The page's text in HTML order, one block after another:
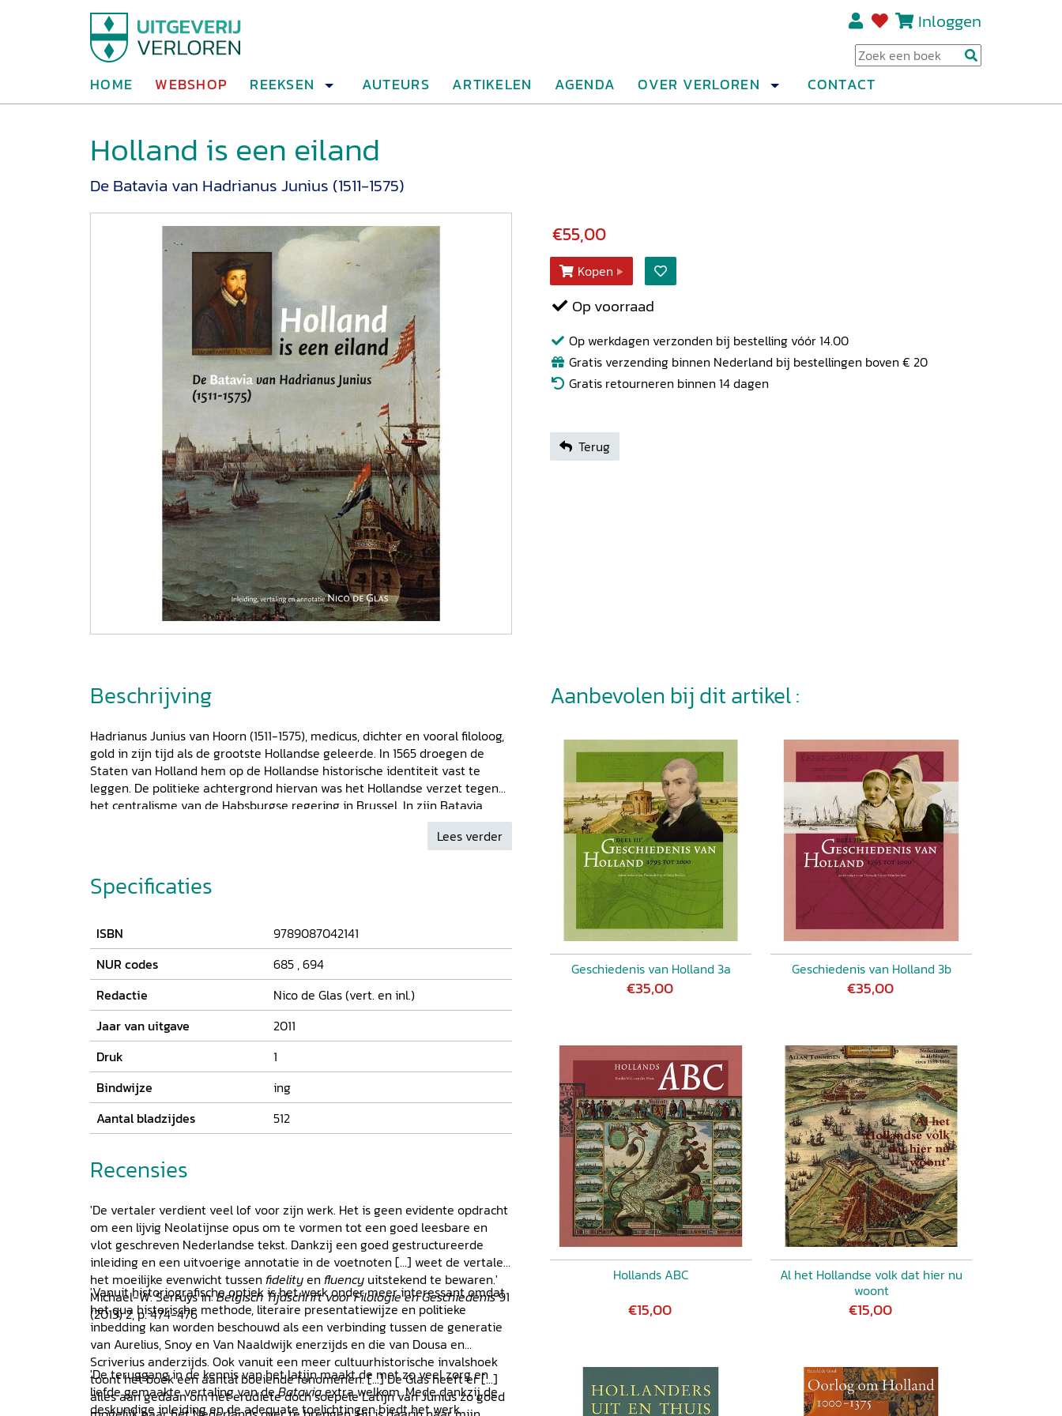
Inloggen
HOME WEBSHOP REEKSEN AUTEURS ARTIKELEN AGENDA OVER VERLOREN CONTACT
Holland is een eiland
De Batavia van Hadrianus Junius (1511-1575)
€55,00
Kopen
Op voorraad
Op werkdagen verzonden bij bestelling vóór 14.00
Gratis verzending binnen Nederland bij bestellingen boven € 20
Gratis retourneren binnen 14 dagen
Terug
Beschrijving
Hadrianus Junius van Hoorn (1511-1575), medicus, dichter en vooral filoloog,
gold in zijn tijd als de grootste Hollandse geleerde. In 1565 droegen de
Staten van Holland hem op de Hollandse historische identiteit vast te
leggen. De politieke achtergrond hiervan was het Hollandse verzet tegen
het centralisme van de Habsburgse regering in Brussel. In zijn Batavia
baseert de humanist Junius zich op antieke schrijvers, vooral Tacitus'
. Holland wordt geïdentificeerd als
kwaliteiten had geërfd. Junius' boek is een monumentale samenvatting
van de Bataafse Mythe, die in de Gouden Eeuw het zelfbeeld van Holland
Habsburgs en continentaal Holland en van zijn 34 steden met hun
culturele en economische rijkdommen. Batavia verscheen postuum in 1588
en is nu voor het eerst vertaald in modern Nederlands. In de inleiding bij
deze vertaling worden de historische achtergronden beschreven.
Lees verder
Specificaties
ISBN
9789087042141
NUR codes
685 ,694
Redactie
Nico de Glas (vert. en inl.)
Jaar van uitgave
2011
Druk
1
Bindwijze
ing
Aantal bladzijdes
512
Recensies
'De vertaler verdient veel lof voor zijn werk. Het is geen evidente opdracht
om een lijvig Neolatijnse opus om te vormen tot een goed leesbare en
vlot geschreven Nederlandse tekst. Dankzij een goed gestructureerde
inleiding en een uitvoerige annotatie in de voetnoten [...] weet de vertaler
het moeilijke evenwicht tussen fidelityen fluency uitstekend te bewaren.'
Michael-W. Serruys in:Belgisch Tijdschrift voor Filologie en Geschiedenis91
(2013) 2, p. 474-476
'Vanuit historiografische optiek is het werk onder meer interessant omdat
het qua historische methode, literaire presentatiewijze en politieke
inbedding kan worden beschouwd als een verbinding tussen de generatie
van Aurelius, Snoy en Van Naaldwijk enerzijds en die van Dousa en
Scriverius anderzijds. Ook vanuit een meer cultuurhistorische invalshoek
toont het boek een aantal boeiende fenomenen. [...] De Glas heeft er [...]
alles aan gedaan om het erudiete doch soepele Latijn van Junius zo goed
'De teruggang in de kennis van het latijn maakt de met zo veel zorg en
liefde gemaakte vertaling van deBataviaextra welkom. Mede dankzij de
deskundige inleiding en de adequate toelichtingen biedt het werk
Aanbevolen bij dit artikel :
Geschiedenis van Holland 3a
€35,00
Geschiedenis van Holland 3b
€35,00
Hollands ABC
€15,00
Al het Hollandse volk dat hier nu
woont
€15,00